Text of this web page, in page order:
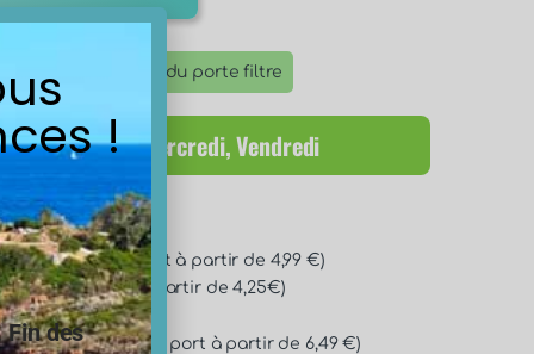
d'installation du porte filtre
: Lundi, Mercredi, Vendredi
disponibles :
72h* (Frais de port à partir de 4,99 €)
(Frais de port à partir de 4,25€)
24h/48h* (Frais de port à partir de 6,49 €)
!
Fin des